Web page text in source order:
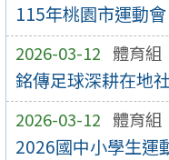
115年桃園市運動會
2026-03-12 體育組
銘傳足球深耕在地
2026-03-12 體育組
2026國中小學生運